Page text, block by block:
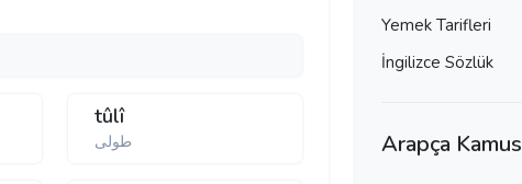
tûlî
طولی
Yemek Tarifleri
İngilizce Sözlük
Arapça Kamus